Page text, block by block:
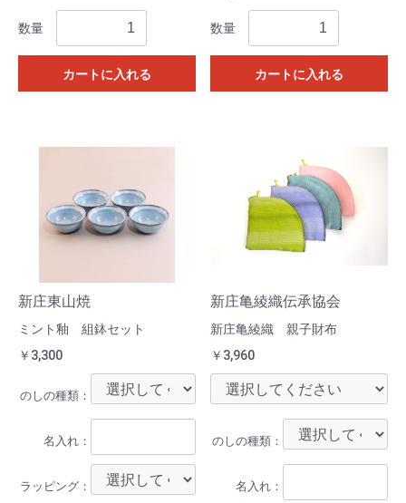
数量
カートに入れる
数量
カートに入れる
新庄東山焼
ミント釉 組鉢セット
￥3,300
のしの種類：
名入れ：
ラッピング：
新庄亀綾織伝承協会
新庄亀綾織 親子財布
￥3,960
のしの種類：
名入れ：